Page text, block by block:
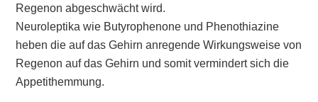
Regenon abgeschwächt wird.
Neuroleptika wie Butyrophenone und Phenothiazine
heben die auf das Gehirn anregende Wirkungsweise von
Regenon auf das Gehirn und somit vermindert sich die
Appetithemmung.